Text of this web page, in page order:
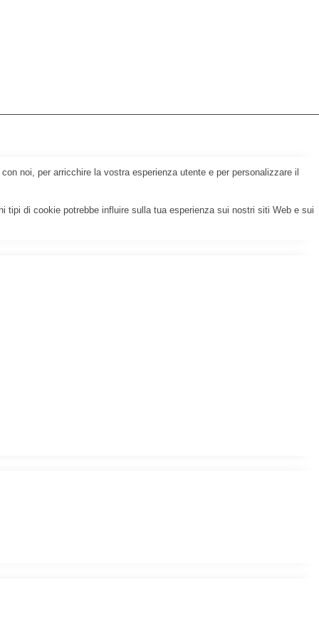
noi, per arricchire la vostra esperienza utente e per personalizzare il
tipi di cookie potrebbe influire sulla tua esperienza sui nostri siti Web e sui